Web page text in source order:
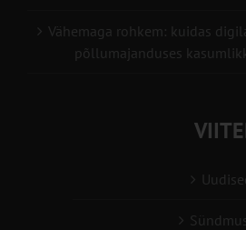
Vähemaga rohkem: kuidas
põllumajanduses